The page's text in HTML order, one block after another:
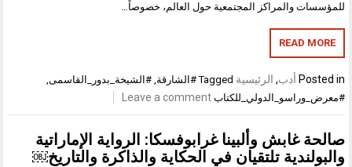
للمؤسسات والمراكز المجتمعية حول العالم، خصوصاً…
READ MORE
Posted in أدب, الرئيسية Tagged #الشارقة,#الشيخة_بدور_القاسمى,
#معرض_وراسو_الدولي_للكتاب Leave a comment
صالحة غابش وألبينا غرابوفسكا: الرواية الإماراتية
والبولندية تلتقيان في الحكاية والذاكرة والتاريخ￼